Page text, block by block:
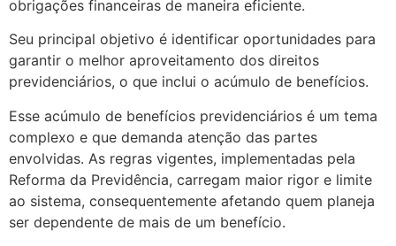
obrigações financeiras de maneira eficiente.
Seu principal objetivo é identificar oportunidades para
garantir o melhor aproveitamento dos direitos
previdenciários, o que inclui o acúmulo de benefícios.
Esse acúmulo de benefícios previdenciários é um tema
complexo e que demanda atenção das partes
envolvidas. As regras vigentes, implementadas pela
Reforma da Previdência, carregam maior rigor e limite
ao sistema, consequentemente afetando quem planeja
ser dependente de mais de um benefício.